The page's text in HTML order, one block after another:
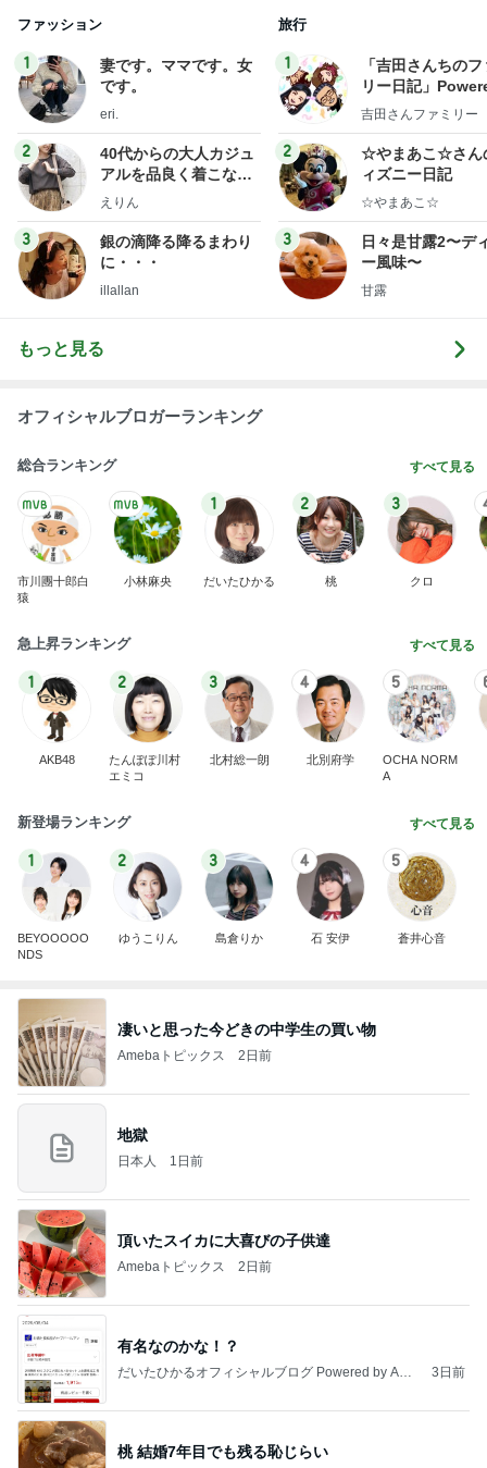
ファッション
1
妻です。ママです。女
です。
eri.
2
40代からの大人カジュ
アルを品良く着こなす
ファッションブログ
えりん
3
銀の滴降る降るまわり
に・・・
illallan
旅行
1
「吉田さんちの
リー日記」
y Ameba 吉田さ
ログ
吉田さんファミリー
2
☆やまあこ☆さん
ィズニー日記
☆やまあこ☆
3
日々是甘露2〜デ
ー風味〜
甘露
もっと見る
オフィシャルブロガーランキング
総合ランキング すべて見る
市川團十郎白
猿
小林麻央
1
だいたひかる
2
桃
3
クロ
急上昇ランキング すべて見る
1
AKB48
2
たんぽぽ川村
エミコ
3
北村総一朗
4
北別府学
5
OCHA NORM
A
新登場ランキング すべて見る
1
BEYOOOOO
NDS
2
ゆうこりん
3
島倉りか
4
石 安伊
5
蒼井心音
凄いと思った今どきの中学生の買い物
Amebaトピックス 2日前
地獄
日本人 1日前
頂いたスイカに大喜びの子供達
Amebaトピックス 2日前
有名なのかな！？
だいたひかるオフィシャルブログ Powered by Ame
3日前
桃 結婚7年目でも残る恥じらい